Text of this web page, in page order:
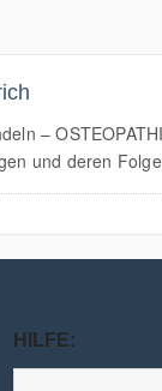
–
und deren
HILFE: